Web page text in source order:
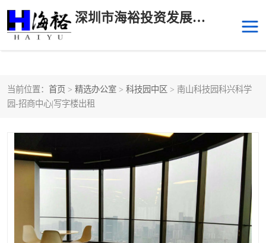
深圳市海裕投资发展有限公司
当前位置： 首页 > 精选办公室 > 科技园中区 > 南山科技园科兴科学
园-招商中心|写字楼出租
后海
科技园中区 南山华侨城
前海 深圳湾科技生态园
宝安中心区
深圳宝安 福田车公庙